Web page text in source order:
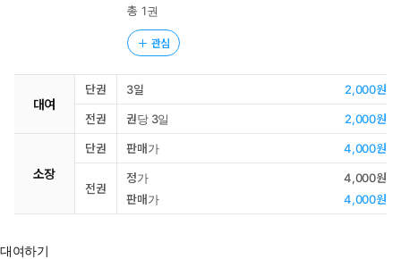
총 1권
관심
대여
단권 3일 2,000원
전권 권당 3일 2,000원
소장
단권 판매가 4,000원
전권
정가
4,000원
판매가
4,000원
대여하기